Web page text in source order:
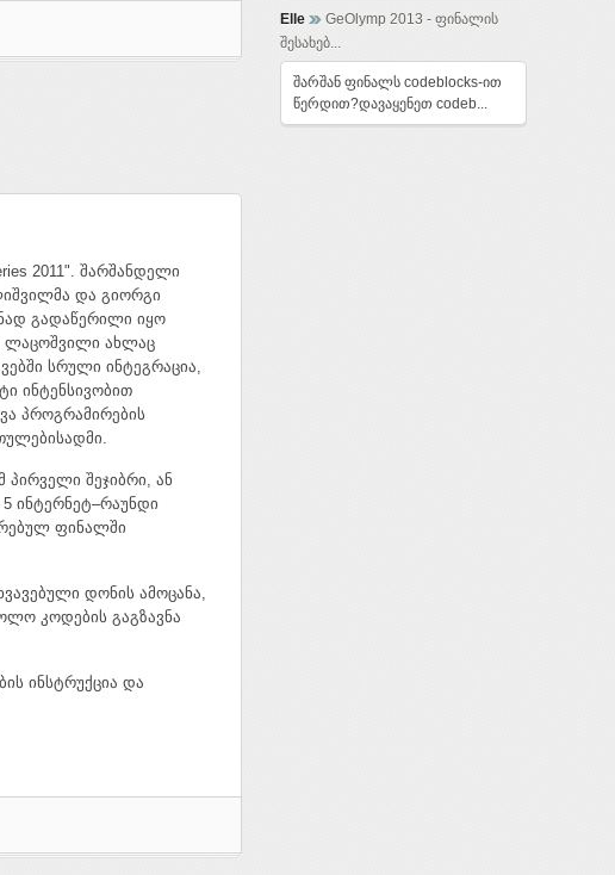
2011". შარშანდელი
და გიორგი
გადაწერილი იყო
ლაცოშვილი ახლაც
სრული ინტეგრაცია,
ინტენსივობით
პროგრამირების
პირველი შეჯიბრი, ან
ინტერნეტ–რაუნდი
ფინალში
დონის ამოცანა,
კოდების გაგზავნა
ინსტრუქცია და
Elle
GeOlymp 2013 - ფინალის
შესახებ...
შარშან ფინალს codeblocks-ით
წერდით?დავაყენეთ codeb...